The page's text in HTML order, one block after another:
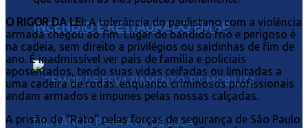
INCÊNDIO É RESTAURADO EM SP
O RIGOR DA LEI:A tolerância do paulistano com a violência
armada chegou ao fim. Lugar de bandido frio e perigoso é
na cadeia, sem direito a privilégios ou saidinhas de fim de
ano. É inadmissível ver pais de família e policiais
aposentados, tendo suas vidas ceifadas ou limitadas a
uma cadeira de rodas. enquanto criminosos profissionais
andam armados e impunes pelas nossas calçadas.
A prisão de “Rato” pelas forças de segurança de São Paulo